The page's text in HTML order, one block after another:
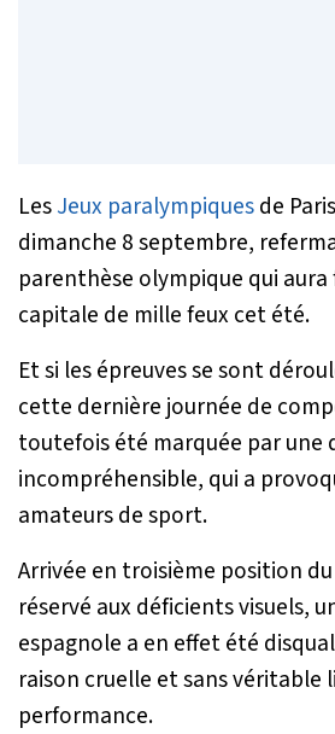
LesJeux paralympiquesde
dimanche 8 septembre,
parenthèse olympique qui
capitale de mille feux cet été.
Et si les épreuves se sont
cette dernière journée de
toutefois été marquée par une
incompréhensible, qui a
amateurs de sport.
Arrivée en troisième position du
réservé aux déficients visuels,
espagnole a en effet été
raison cruelle et sans véritable
performance.